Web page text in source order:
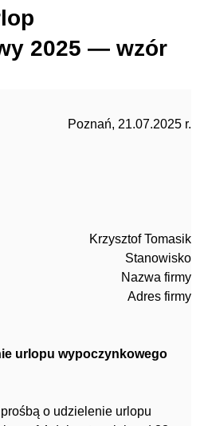
2025 — wzór
Poznań, 21.07.2025 r.
Krzysztof Tomasik
Stanowisko
Nazwa firmy
Adres firmy
urlopu wypoczynkowego
o udzielenie urlopu